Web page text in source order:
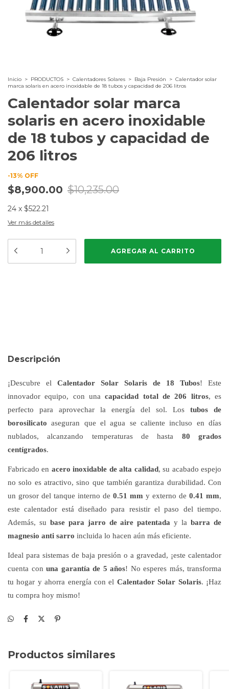
Inicio > PRODUCTOS > Calentadores Solares > Baja Presión > Calentador solar
marca solaris en acero inoxidable de 18 tubos y capacidad de 206 litros
Calentador solar marca
solaris en acero inoxidable
de 18 tubos y capacidad de
206 litros
-13% OFF
$8,900.00 $10,235.00
24 x $522.21
Ver más detalles
Descripción
¡Descubre el Calentador Solar Solaris de 18 Tubos! Este
innovador equipo, con unacapacidad total de 206 litros, es
perfecto para aprovechar la energía del sol. Los tubos de
borosilicato aseguran que el agua se caliente incluso en días
nublados, alcanzando temperaturas de hasta 80 grados
centígrados.
Fabricado en acero inoxidable de alta calidad, su acabado espejo
no solo es atractivo, sino que también garantiza durabilidad. Con
un grosor del tanque interno de 0.51 mm y externo de 0.41 mm,
este calentador está diseñado para resistir el paso del tiempo.
Además, su base para jarro de aire patentada y labarra de
magnesio anti sarro incluida lo hacen aún más eficiente.
Ideal para sistemas de baja presión o a gravedad, ¡este calentador
cuenta con una garantía de 5 años! No esperes más, transforma
tu hogar y ahorra energía con el Calentador Solar Solaris. ¡Haz
tu compra hoy mismo!
Productos similares